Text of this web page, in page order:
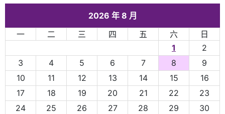
2026 年 8 月
一
二 三 四 五 六
日
1
2
3
4 5 6 7 8
9
10
11 12 13 14 15
16
17
18 19 20 21 22
23
24
25 26 27 28 29
30